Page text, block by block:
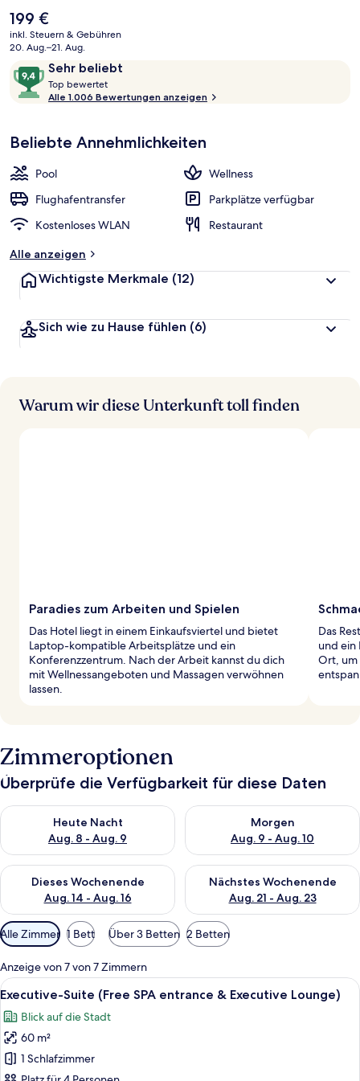
gefallen das hilfsbereite Personal und das Frühstück sehr gut. Die
öffentlichen Verkehrsmittel sind nur einen kurzen Fußmarsch
entfernt: Zur Metrostation Náměstí Republiky sind es nur wenige
Schritte und zur Haltestelle Dlouhá třída 3 Minuten.
Der
aktuelle
Preis
199 €.
199 €
inkl. Steuern & Gebühren
20. Aug.–21. Aug.
Bewertungen
Sehr beliebt
9,4
von
10,
beliebt
Top bewertet
o
b
r
e
Alle 1.006 Bewertungen anzeigen
Beliebte Annehmlichkeiten
Pool
Wellness
Flughafentransfer
Parkplätze verfügbar
Kostenloses WLAN
Restaurant
Alle anzeigen
Wichtigste Merkmale (12)
Sich wie zu Hause fühlen (6)
Warum wir diese Unterkunft toll finden
Paradies zum Arbeiten und Spielen
Das Hotel liegt in einem Einkaufsviertel und bietet
Laptop-kompatible Arbeitsplätze und ein
Konferenzzentrum. Nach der Arbeit kannst du dich
mit Wellnessangeboten und Massagen verwöhnen
lassen.
Das
und ein
Ort, um
Zimmeroptionen
Überprüfe die Verfügbarkeit für diese Daten
Heute Nacht
Aug. 8 - Aug. 9
Überprüfe die Verfügbarkeit für heute Nacht, Aug. 8 - Aug. 9.
Morgen
Aug. 9 - Aug. 10
Überprüfe die Verfügbarkeit
Dieses Wochenende
Aug. 14 - Aug. 16
Überprüfe die Verfügbarkeit für dieses Wochenende, Aug. 14
Nächstes Wochenende
Aug. 21 - Aug. 23
Überprüfe die Verfügbarkeit
Verfügbare
Filter
für
Zimmer
Alle Zimmer 1 Bett Über 3 Betten 2 Betten
Anzeige von 7 von 7 Zimmern
Alle
Fotos
für
Executive-
Suite
Executive-Suite (Free SPA entrance
8
Executive-Suite (Free SPA entrance & Executive Lounge)
Blick auf die Stadt
60 m²
1 Schlafzimmer